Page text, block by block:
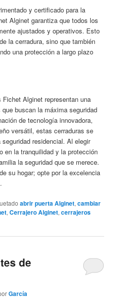
y certificado para la
Alginet garantiza que todos los
ajustados y operativos. Esto
la cerradura, sino que también
una protección a largo plazo
Alginet representan una
buscan la máxima seguridad
de tecnología innovadora,
versátil, estas cerraduras se
residencial. Al elegir
en la tranquilidad y la protección
la seguridad que se merece.
su hogar; opte por la excelencia
abrir puerta Alginet,cambiar
,Cerrajero Alginet,cerrajeros
de
García